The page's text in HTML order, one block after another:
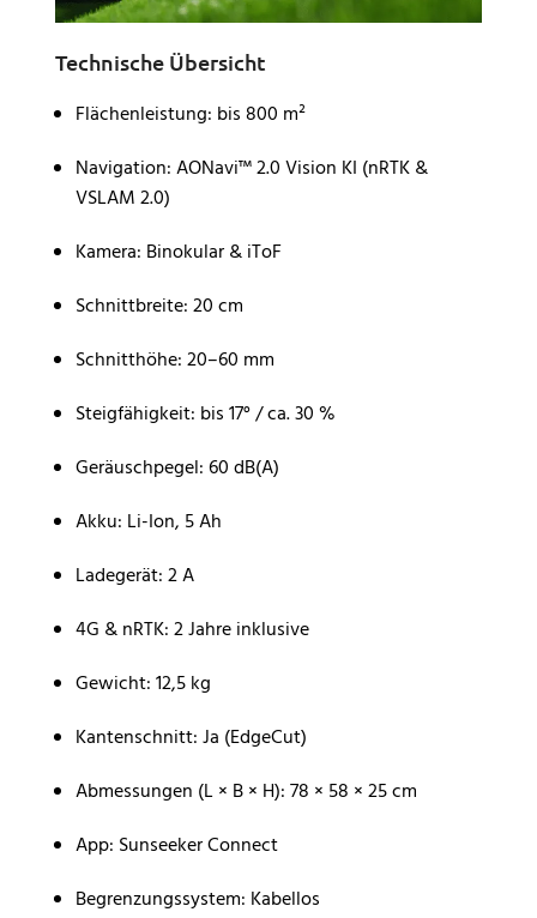
Technische Übersicht
Flächenleistung: bis 800 m²
Navigation: AONavi™ 2.0 Vision KI (nRTK &
VSLAM 2.0)
Kamera: Binokular & iToF
Schnittbreite: 20 cm
Schnitthöhe: 20–60 mm
Steigfähigkeit: bis 17° / ca. 30 %
Geräuschpegel: 60 dB(A)
Akku: Li-Ion, 5 Ah
Ladegerät: 2 A
4G & nRTK: 2 Jahre inklusive
Gewicht: 12,5 kg
Kantenschnitt: Ja (EdgeCut)
Abmessungen (L × B × H): 78 × 58 × 25 cm
App: Sunseeker Connect
Begrenzungssystem: Kabellos